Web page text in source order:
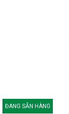
ĐANG SẴN HÀNG